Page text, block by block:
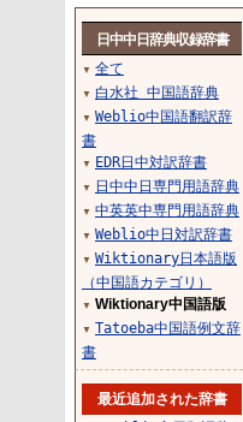
日中中日辞典収録辞書
▼ 全て
▼ 白水社 中国語辞典
▼ Weblio中国語翻訳辞
書
▼ EDR日中対訳辞書
▼ 日中中日専門用語辞典
▼ 中英英中専門用語辞典
▼ Weblio中日対訳辞書
▼ Wiktionary日本語版
（中国語カテゴリ）
▼ Wiktionary中国語版
▼ Tatoeba中国語例文辞
書
最近追加された辞書